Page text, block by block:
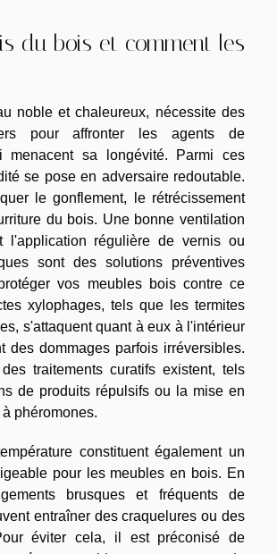
du bois et comment les
noble et chaleureux, nécessite des
pour affronter les agents de
menacent sa longévité. Parmi ces
se pose en adversaire redoutable.
le gonflement, le rétrécissement
du bois. Une bonne ventilation
l'application régulière de vernis ou
sont des solutions préventives
vos meubles bois contre ce
xylophages, tels que les termites
s'attaquent quant à eux à l'intérieur
des dommages parfois irréversibles.
des traitements curatifs existent, tels
de produits répulsifs ou la mise en
phéromones.
constituent également un
pour les meubles en bois. En
brusques et fréquents de
entraîner des craquelures ou des
éviter cela, il est préconisé de